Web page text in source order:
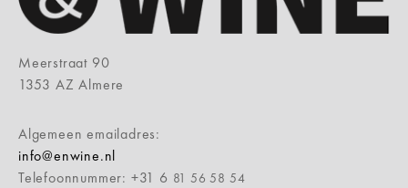
Meerstraat 90
1353 AZ Almere
Algemeen emailadres:
info@enwine.nl
Telefoonnummer: +31 6 81 56 58 54